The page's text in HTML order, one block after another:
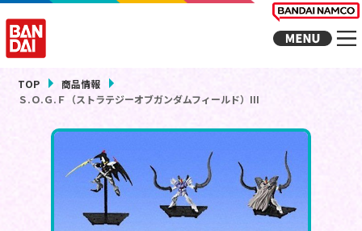
TOP
商品情報
Ｓ.Ｏ.Ｇ.Ｆ（ストラテジーオブガンダムフィールド）III